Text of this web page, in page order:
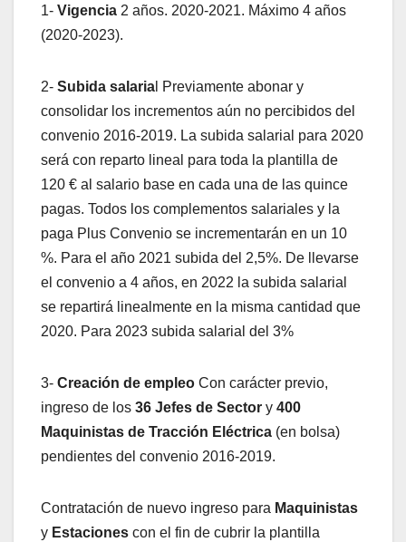
1- Vigencia 2 años. 2020-2021. Máximo 4 años
(2020-2023).
2- Subida salaria l Previamente abonar y
consolidar los incrementos aún no percibidos del
convenio 2016-2019. La subida salarial para 2020
será con reparto lineal para toda la plantilla de
120 € al salario base en cada una de las quince
pagas. Todos los complementos salariales y la
paga Plus Convenio se incrementarán en un 10
%. Para el año 2021 subida del 2,5%. De llevarse
el convenio a 4 años, en 2022 la subida salarial
se repartirá linealmente en la misma cantidad que
2020. Para 2023 subida salarial del 3%
3- Creación de empleo Con carácter previo,
ingreso de los 36 Jefes de Sector y 400
Maquinistas de Tracción Eléctrica (en bolsa)
pendientes del convenio 2016-2019.
Contratación de nuevo ingreso para Maquinistas
y Estaciones con el fin de cubrir la plantilla